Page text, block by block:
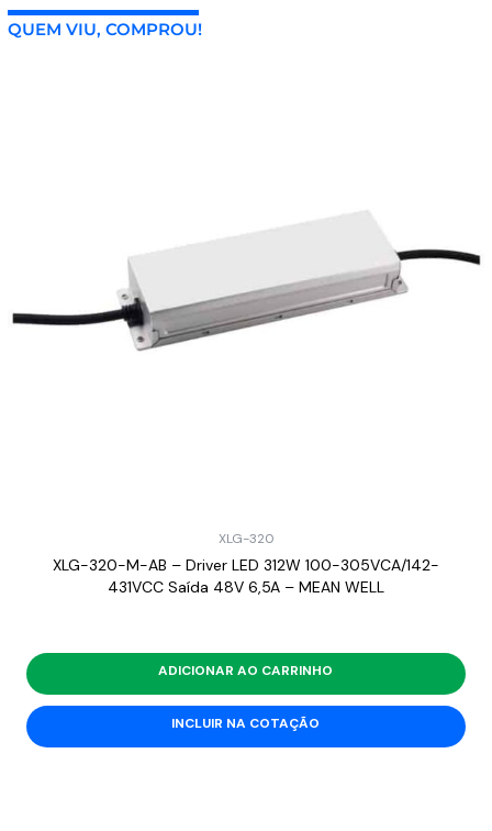
QUEM VIU, COMPROU!
XLG-320
XLG-320-M-AB – Driver LED 312W 100-305VCA/142-
431VCC Saída 48V 6,5A – MEAN WELL
ADICIONAR AO CARRINHO
INCLUIR NA COTAÇÃO